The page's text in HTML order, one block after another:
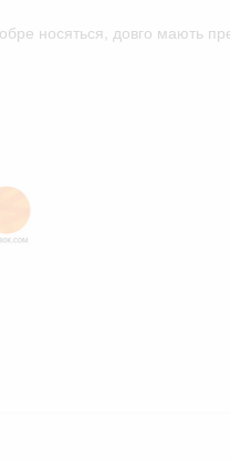
носяться, довго мають